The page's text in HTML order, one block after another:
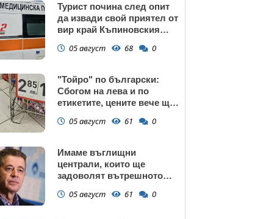
Турист почина след опит
да извади свой приятел от
вир край Къпиновския
05 август 68 0
"Тойро" по български:
Сбогом на лева и по
етикетите, цените вече ще
05 август 61 0
Имаме въглищни
централи, които ще
задоволят вътрешното
05 август 61 0